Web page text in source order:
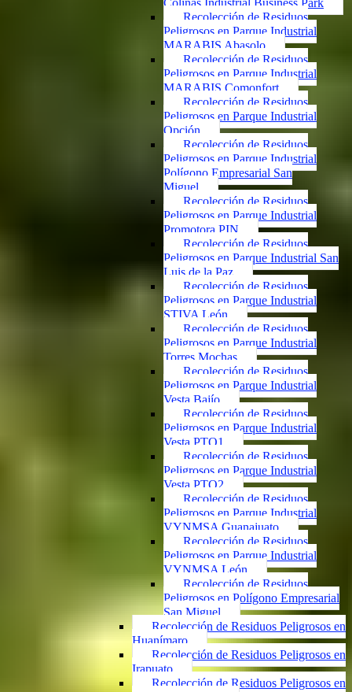
Colinas Industrial Business Park
Recolección de Residuos
Peligrosos en Parque Industrial
MARABIS Abasolo
Recolección de Residuos
Peligrosos en Parque Industrial
MARABIS Comonfort
Recolección de Residuos
Peligrosos en Parque Industrial
Opción
Recolección de Residuos
Peligrosos en Parque Industrial
Polígono Empresarial San
Miguel
Recolección de Residuos
Peligrosos en Parque Industrial
Promotora PIN
Recolección de Residuos
Peligrosos en Parque Industrial San
Luis de la Paz
Recolección de Residuos
Peligrosos en Parque Industrial
STIVA León
Recolección de Residuos
Peligrosos en Parque Industrial
Torres Mochas
Recolección de Residuos
Peligrosos en Parque Industrial
Vesta Bajío
Recolección de Residuos
Peligrosos en Parque Industrial
Vesta PTO1
Recolección de Residuos
Peligrosos en Parque Industrial
Vesta PTO2
Recolección de Residuos
Peligrosos en Parque Industrial
VYNMSA Guanajuato
Recolección de Residuos
Peligrosos en Parque Industrial
VYNMSA León
Recolección de Residuos
Peligrosos en Polígono Empresarial
San Miguel
Recolección de Residuos Peligrosos en
Huanímaro
Recolección de Residuos Peligrosos en
Irapuato
Recolección de Residuos Peligrosos en